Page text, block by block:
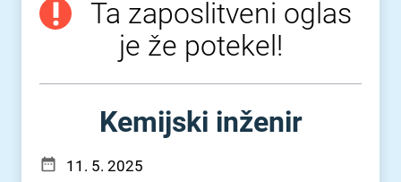
Ta zaposlitveni oglas
je že potekel!
Kemijski inženir
11. 5. 2025